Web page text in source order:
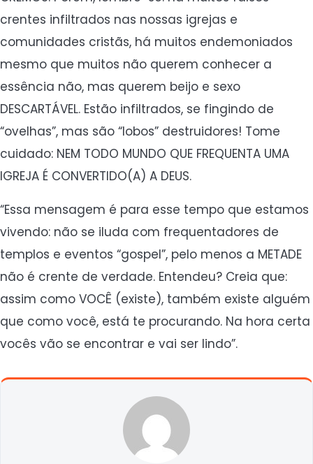
crentes infiltrados nas nossas igrejas e
comunidades cristãs, há muitos endemoniados
mesmo que muitos não querem conhecer a
essência não, mas querem beijo e sexo
DESCARTÁVEL. Estão infiltrados, se fingindo de
“ovelhas”, mas são “lobos” destruidores! Tome
cuidado: NEM TODO MUNDO QUE FREQUENTA UMA
IGREJA É CONVERTIDO(A) A DEUS.
“Essa mensagem é para esse tempo que estamos
vivendo: não se iluda com frequentadores de
templos e eventos “gospel”, pelo menos a METADE
não é crente de verdade. Entendeu? Creia que:
assim como VOCÊ (existe), também existe alguém
que como você, está te procurando. Na hora certa
vocês vão se encontrar e vai ser lindo”.